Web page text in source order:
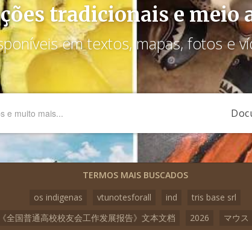
tradicionais e meio
em textos, mapas, fotos e
TERMOS MAIS BUSCADOS
os indigenas
vtunotesforall ind
tris base srl
全国普通高校校友会工作发展报告》文本文档
2026
マウ